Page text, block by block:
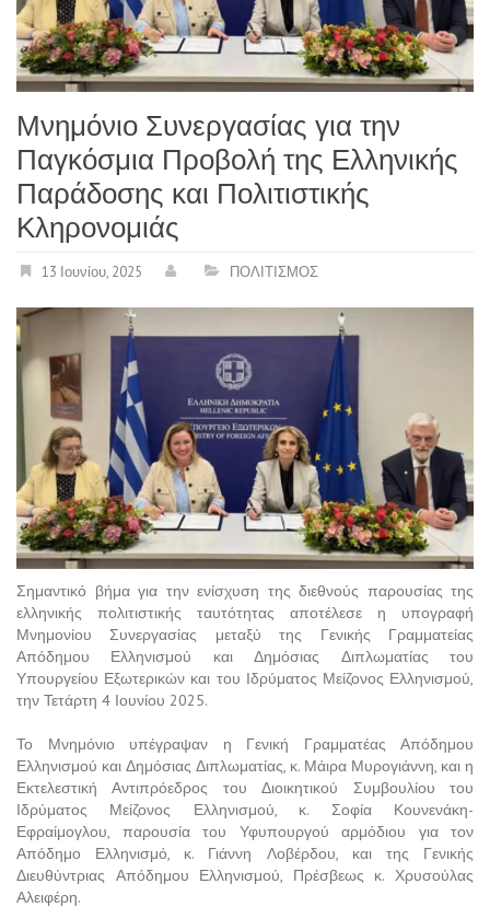
Μνημόνιο Συνεργασίας για την
Παγκόσμια Προβολή της Ελληνικής
Παράδοσης και Πολιτιστικής
Κληρονομιάς
13 Ιουνίου, 2025 ΠΟΛΙΤΙΣΜΟΣ
Σημαντικό βήμα για την ενίσχυση της διεθνούς παρουσίας της
ελληνικής πολιτιστικής ταυτότητας αποτέλεσε η υπογραφή
Μνημονίου Συνεργασίας μεταξύ της Γενικής Γραμματείας
Απόδημου Ελληνισμού και Δημόσιας Διπλωματίας του
Υπουργείου Εξωτερικών και του Ιδρύματος Μείζονος Ελληνισμού,
την Τετάρτη 4 Ιουνίου 2025.
Το Μνημόνιο υπέγραψαν η Γενική Γραμματέας Απόδημου
Ελληνισμού και Δημόσιας Διπλωματίας, κ. Μάιρα Μυρογιάννη, και η
Εκτελεστική Αντιπρόεδρος του Διοικητικού Συμβουλίου του
Ιδρύματος Μείζονος Ελληνισμού, κ. Σοφία Κουνενάκη-
Εφραίμογλου, παρουσία του Υφυπουργού αρμόδιου για τον
Απόδημο Ελληνισμό, κ. Γιάννη Λοβέρδου, και της Γενικής
Διευθύντριας Απόδημου Ελληνισμού, Πρέσβεως κ. Χρυσούλας
Αλειφέρη.